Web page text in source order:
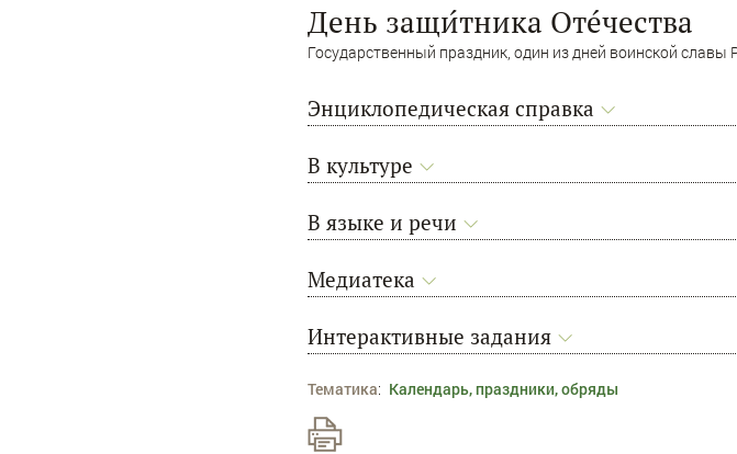
День защи́тника Отéчества
Государственный праздник, один из дней воинской
Энциклопедическая справка
В культуре
В языке и речи
Медиатека
Интерактивные задания
Тематика: Календарь, праздники, обряды